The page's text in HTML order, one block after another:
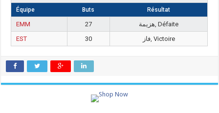
Équipe Buts Résultat
EMM 27
هزيمة, Défaite
EST
30 فاز, Victoire